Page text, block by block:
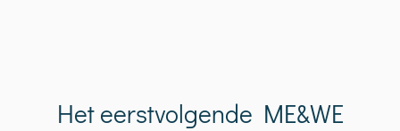
Het eerstvolgende ME&WE